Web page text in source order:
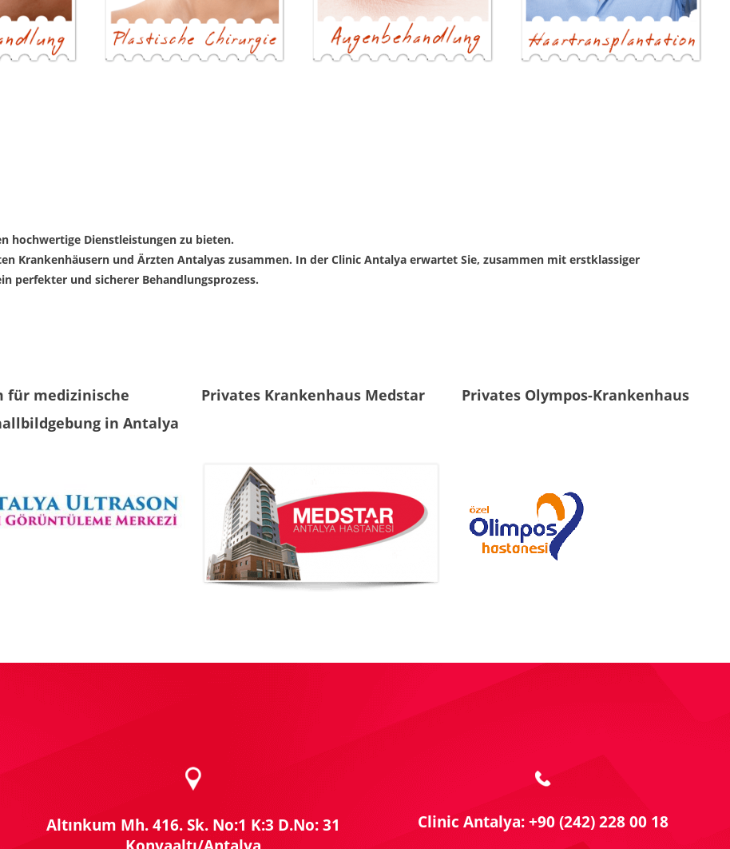
hochwertige Dienstleistungen zu bieten.
Krankenhäusern und Ärzten Antalyas zusammen. In der Clinic Antalya erwartet Sie, zusammen mit erstklassiger
perfekter und sicherer Behandlungsprozess.
für medizinische
in Antalya
Privates Krankenhaus Medstar Privates Olympos-Krankenhaus
Altınkum Mh. 416. Sk. No:1 K:3 D.No: 31
Clinic Antalya: +90 (242) 228 00 18